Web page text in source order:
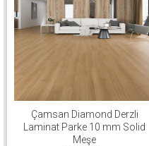
Çamsan Diamond Derzli
Laminat Parke 10 mm Solid
Meşe